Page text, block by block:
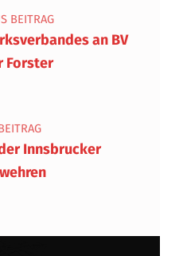
BEITRAG
an BV
Forster
Innsbrucker